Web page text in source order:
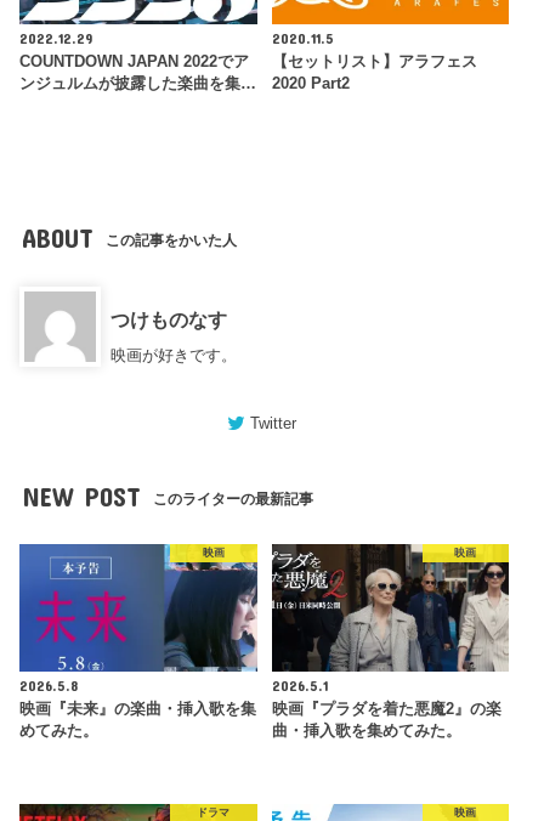
2022.12.29
COUNTDOWN JAPAN 2022でア
ンジュルムが披露した楽曲を集…
2020.11.5
【セットリスト】アラフェス
2020 Part2
ABOUT この記事をかいた人
つけものなす
映画が好きです。
Twitter
NEW POST このライターの最新記事
映画
2026.5.8
映画『未来』の楽曲・挿入歌を集
めてみた。
映画
2026.5.1
映画『プラダを着た悪魔2』の楽
曲・挿入歌を集めてみた。
ドラマ 映画